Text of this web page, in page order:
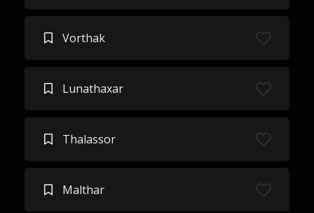
Vorthak
Lunathaxar
Thalassor
Malthar